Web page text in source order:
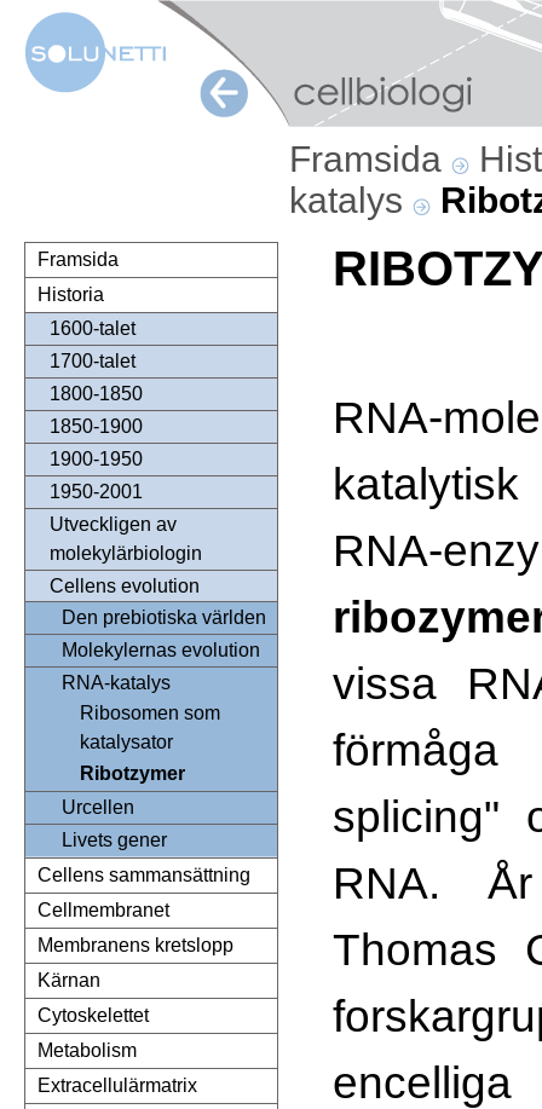
Framsida
katalys
Framsida
Historia
1600-talet
1700-talet
1800-1850
1850-1900
1900-1950
1950-2001
Utveckligen av
molekylärbiologin
Cellens evolution
Den prebiotiska världen
Molekylernas evolution
RNA-katalys
Ribosomen som
katalysator
Ribotzymer
Urcellen
Livets gener
Cellens sammansättning
Cellmembranet
Membranens kretslopp
Kärnan
Cytoskelettet
Metabolism
Extracellulärmatrix
RNA-
RNA-
vissa
splicing"
RNA.
Thomas
encelliga